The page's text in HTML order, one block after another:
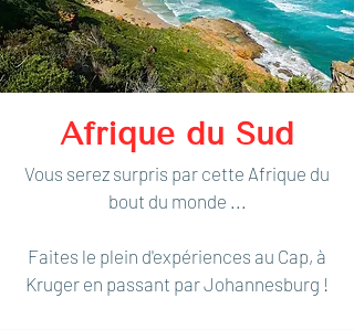
Afrique du Sud
Vous serez surpris par cette Afrique du
bout du monde ...
Faites le plein d'expériences au Cap, à
Kruger en passant par Johannesburg !